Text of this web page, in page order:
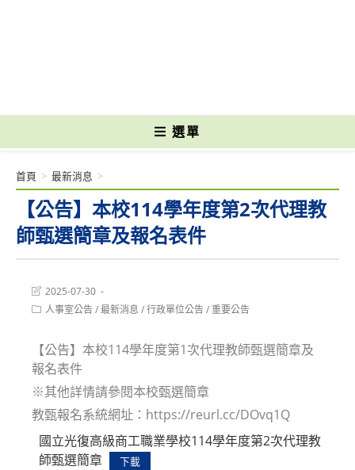
選單
【公告】本校114學年度第2次代理教
師甄選簡章及報名表件
首頁 > 最新消息 >
Post
last
modified:
2025-07-30
Post人事室公告/最新消息 /行政單位公告/重要公告
【公告】本校114學年度第1次代理教師甄選簡章及
報名表件
※其他詳情請參閱本校甄選簡章
教甄報名系統網址：https://reurl.cc/DOvq1Q
國立光復高級商工職業學校114學年度第2次代理教
師甄選簡章
下載